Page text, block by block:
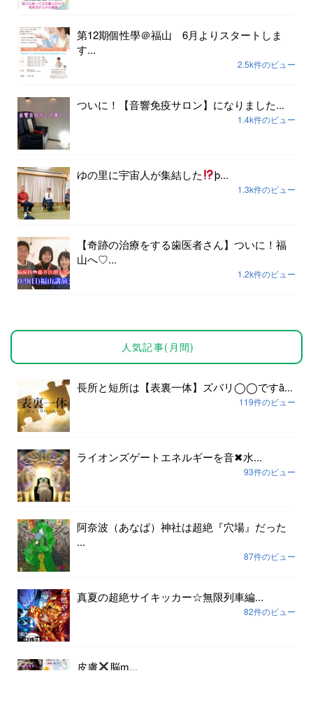
第12期個性學＠福山 6月よりスタートしま
す...
2.5k件のビュー
ついに！【音響免疫サロン】になりました...
1.4k件のビュー
ゆの里に宇宙人が集結した þ...
1.3k件のビュー
【奇跡の治療をする歯医者さん】ついに！福
山へ♡...
1.2k件のビュー
人気記事(月間)
長所と短所は【表裏一体】ズバリ◯◯ですȃ...
119件のビュー
ライオンズゲートエネルギーを音✖︎水...
93件のビュー
阿奈波（あなば）神社は超絶『穴場』だった
...
87件のビュー
真夏の超絶サイキッカー☆無限列車編...
82件のビュー
皮膚 脳ɱ...